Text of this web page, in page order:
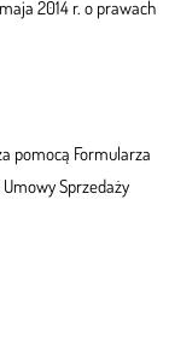
2014 r. o prawach
pomocą Formularza
Sprzedaży